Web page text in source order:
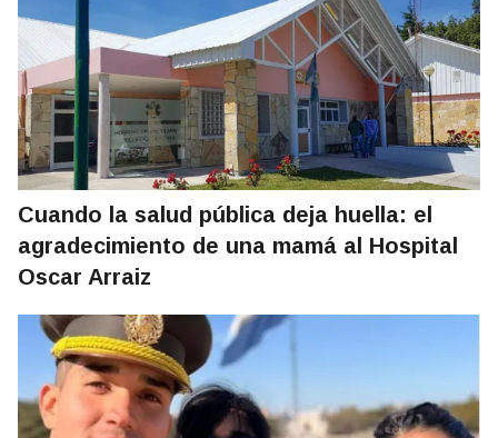
Cuando la salud pública deja huella: el
agradecimiento de una mamá al Hospital
Oscar Arraiz